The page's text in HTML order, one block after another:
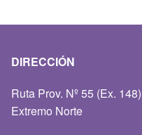
DIRECCIÓN
Ruta Prov. Nº 55 (Ex. 148)
Extremo Norte